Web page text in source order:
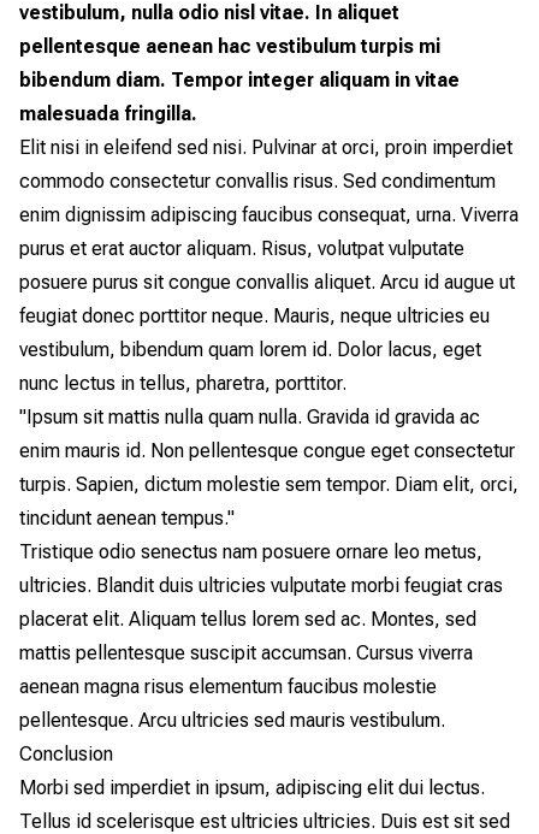
vestibulum, nulla odio nisl vitae. In aliquet
pellentesque aenean hac vestibulum turpis mi
bibendum diam. Tempor integer aliquam in vitae
malesuada fringilla.
Elit nisi in eleifend sed nisi. Pulvinar at orci, proin imperdiet
commodo consectetur convallis risus. Sed condimentum
enim dignissim adipiscing faucibus consequat, urna. Viverra
purus et erat auctor aliquam. Risus, volutpat vulputate
posuere purus sit congue convallis aliquet. Arcu id augue ut
feugiat donec porttitor neque. Mauris, neque ultricies eu
vestibulum, bibendum quam lorem id. Dolor lacus, eget
nunc lectus in tellus, pharetra, porttitor.
"Ipsum sit mattis nulla quam nulla. Gravida id gravida ac
enim mauris id. Non pellentesque congue eget consectetur
turpis. Sapien, dictum molestie sem tempor. Diam elit, orci,
tincidunt aenean tempus."
Tristique odio senectus nam posuere ornare leo metus,
ultricies. Blandit duis ultricies vulputate morbi feugiat cras
placerat elit. Aliquam tellus lorem sed ac. Montes, sed
mattis pellentesque suscipit accumsan. Cursus viverra
aenean magna risus elementum faucibus molestie
pellentesque. Arcu ultricies sed mauris vestibulum.
Conclusion
Morbi sed imperdiet in ipsum, adipiscing elit dui lectus.
Tellus id scelerisque est ultricies ultricies. Duis est sit sed